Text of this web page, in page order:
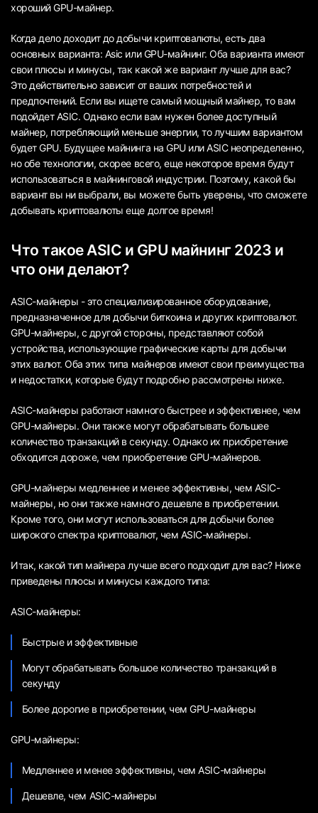
хороший GPU-майнер.
Когда дело доходит до добычи криптовалюты, есть два
основных варианта: Asic или GPU-майнинг. Оба варианта имеют
свои плюсы и минусы, так какой же вариант лучше для вас?
Это действительно зависит от ваших потребностей и
предпочтений. Если вы ищете самый мощный майнер, то вам
подойдет ASIC. Однако если вам нужен более доступный
майнер, потребляющий меньше энергии, то лучшим вариантом
будет GPU. Будущее майнинга на GPU или ASIC неопределенно,
но обе технологии, скорее всего, еще некоторое время будут
использоваться в майнинговой индустрии. Поэтому, какой бы
вариант вы ни выбрали, вы можете быть уверены, что сможете
добывать криптовалюты еще долгое время!
Что такое ASIC и GPU майнинг 2023 и
что они делают?
ASIC-майнеры - это специализированное оборудование,
предназначенное для добычи биткоина и других криптовалют.
GPU-майнеры, с другой стороны, представляют собой
устройства, использующие графические карты для добычи
этих валют. Оба этих типа майнеров имеют свои преимущества
и недостатки, которые будут подробно рассмотрены ниже.
ASIC-майнеры работают намного быстрее и эффективнее, чем
GPU-майнеры. Они также могут обрабатывать большее
количество транзакций в секунду. Однако их приобретение
обходится дороже, чем приобретение GPU-майнеров.
GPU-майнеры медленнее и менее эффективны, чем ASIC-
майнеры, но они также намного дешевле в приобретении.
Кроме того, они могут использоваться для добычи более
широкого спектра криптовалют, чем ASIC-майнеры.
Итак, какой тип майнера лучше всего подходит для вас? Ниже
приведены плюсы и минусы каждого типа:
ASIC-майнеры:
Быстрые и эффективные
Могут обрабатывать большое количество транзакций в
секунду
Более дорогие в приобретении, чем GPU-майнеры
GPU-майнеры:
Медленнее и менее эффективны, чем ASIC-майнеры
Дешевле, чем ASIC-майнеры